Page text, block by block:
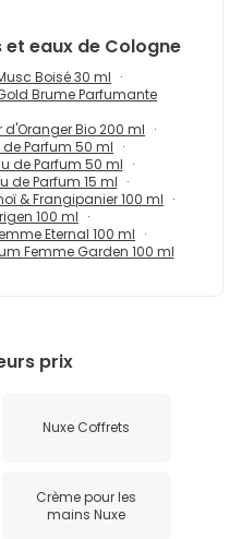
et eaux de Cologne
Boisé 30 ml
Brume Parfumante
d'Oranger Bio 200 ml
Parfum 50 ml
de Parfum 50 ml
de Parfum 15 ml
& Frangipanier 100 ml
100 ml
Eternal 100 ml
Femme Garden 100 ml
prix
Nuxe Coffrets
Crème pour les
mains Nuxe